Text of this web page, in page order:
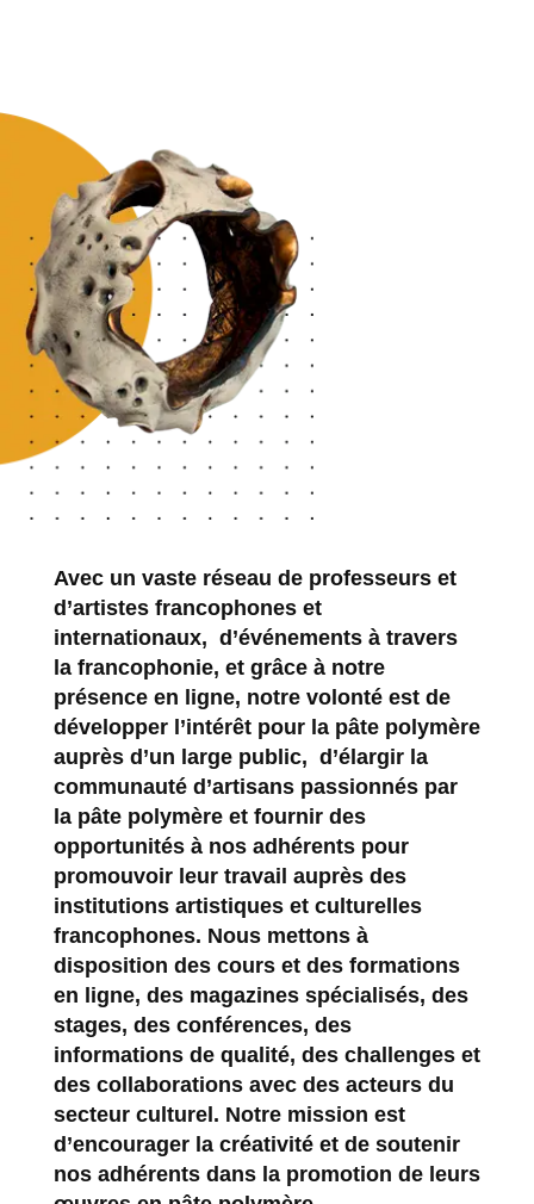
Avec un vaste réseau de professeurs et
d’artistes francophones et
internationaux, d’événements à travers
la francophonie, et grâce à notre
présence en ligne, notre volonté est de
développer l’intérêt pour la pâte polymère
auprès d’un large public, d’élargir la
communauté d’artisans passionnés par
la pâte polymère et fournir des
opportunités à nos adhérents pour
promouvoir leur travail auprès des
institutions artistiques et culturelles
francophones. Nous mettons à
disposition des cours et des formations
en ligne, des magazines spécialisés, des
stages, des conférences, des
informations de qualité, des challenges et
des collaborations avec des acteurs du
secteur culturel. Notre mission est
d’encourager la créativité et de soutenir
nos adhérents dans la promotion de leurs